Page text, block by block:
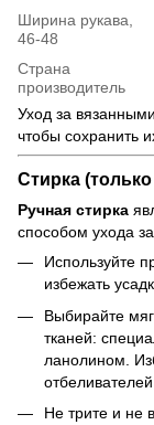
Ширина рукава,
46-48
Страна
производитель
Уход за
чтобы сохранить
Стирка
Ручная стирка
способом ухода
Используйте
избежать
Выбирайте
тканей:
ланолином.
Не трите и не